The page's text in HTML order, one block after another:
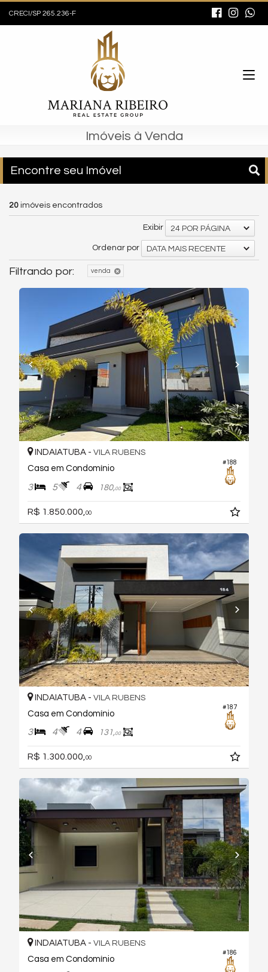
CRECI/SP 265.236-F
Imóveis à Venda
Encontre seu Imóvel
20 imóveis encontrados
Exibir 24 POR PÁGINA
Ordenar por DATA MAIS RECENTE
Filtrando por: venda
#188
INDAIATUBA - VILA RUBENS
Casa em Condomínio
3 5 4 180,00
R$ 1.850.000, 00
#187
INDAIATUBA - VILA RUBENS
Casa em Condomínio
3 4 4 131,00
R$ 1.300.000,00
#186
INDAIATUBA - VILA RUBENS
Casa em Condomínio